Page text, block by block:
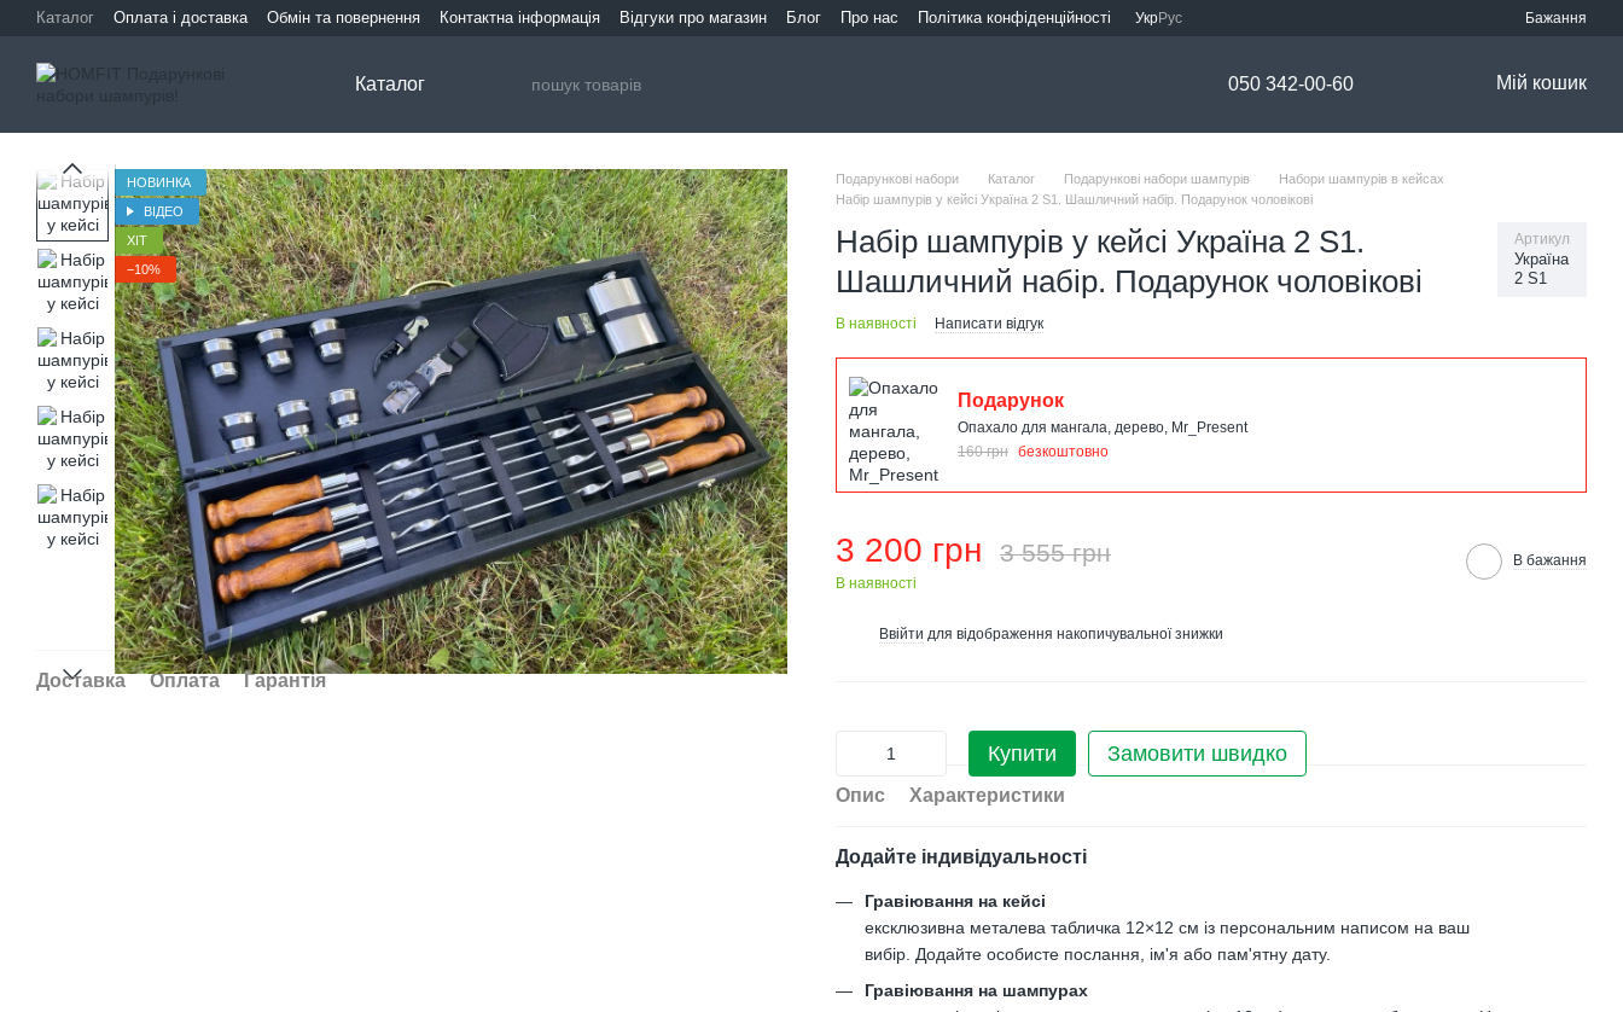
Перейти до основного контенту
Каталог Оплата і доставка Обмін та повернення Контактна інформація Відгуки про магазин Блог Про нас Політика конфіденційності УкрРус Бажання
Каталог 050 342-00-60 Мій кошик
НОВИНКА
ВІДЕО
ХІТ
−10%
Доставка Оплата Гарантія
Подарункові набори Каталог Подарункові набори шампурів
Набори шампурів в кейсах
Набір шампурів у кейсі Україна 2 S1. Шашличний набір. Подарунок чоловікові
Набір шампурів у кейсі Україна 2 S1.
Шашличний набір. Подарунок чоловікові
Артикул
Україна
2 S1
В наявності Написати відгук
Подарунок
Опахало для мангала, дерево, Mr_Present
160 грн безкоштовно
3 200 грн 3 555 грн
В наявності
В бажання
Ввійти для відображення накопичувальної знижки
Купити Замовити швидко
Опис Характеристики
Додайте індивідуальності
Гравіювання на кейсі
ексклюзивна металева табличка 12×12 см із персональним написом на ваш
вибір. Додайте особисте послання, ім'я або пам'ятну дату.
Гравіювання на шампурах